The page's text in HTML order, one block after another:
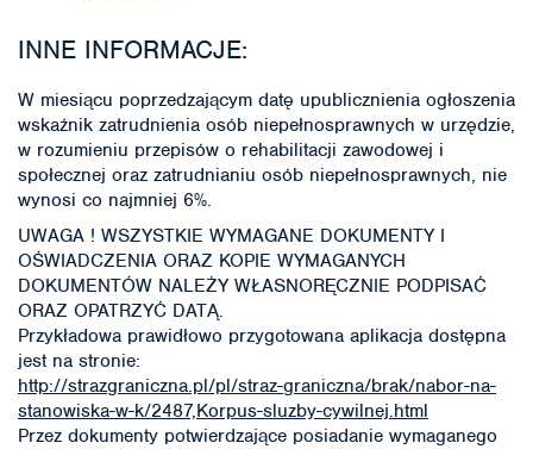
INNE INFORMACJE:
W miesiącu poprzedzającym datę upublicznienia ogłoszenia
wskaźnik zatrudnienia osób niepełnosprawnych w urzędzie,
w rozumieniu przepisów o rehabilitacji zawodowej i
społecznej oraz zatrudnianiu osób niepełnosprawnych, nie
wynosi co najmniej 6%.
UWAGA ! WSZYSTKIE WYMAGANE DOKUMENTY I
OŚWIADCZENIA ORAZ KOPIE WYMAGANYCH
DOKUMENTÓW NALEŻY WŁASNORĘCZNIE PODPISAĆ
ORAZ OPATRZYĆ DATĄ.
Przykładowa prawidłowo przygotowana aplikacja dostępna
jest na stronie:
http://strazgraniczna.pl/pl/straz-graniczna/brak/nabor-na-
stanowiska-w-k/2487,Korpus-sluzby-cywilnej.html
Przez dokumenty potwierdzające posiadanie wymaganego